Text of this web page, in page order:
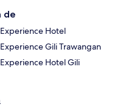
de
Hotel
Gili Trawangan
Hotel Gili